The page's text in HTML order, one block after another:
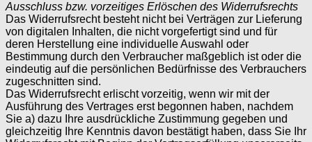
Ausschluss bzw. vorzeitiges Erlöschen des Widerrufsrechts
Das Widerrufsrecht besteht nicht bei Verträgen zur Lieferung
von digitalen Inhalten, die nicht vorgefertigt sind und für
deren Herstellung eine individuelle Auswahl oder
Bestimmung durch den Verbraucher maßgeblich ist oder die
eindeutig auf die persönlichen Bedürfnisse des Verbrauchers
zugeschnitten sind.
Das Widerrufsrecht erlischt vorzeitig, wenn wir mit der
Ausführung des Vertrages erst begonnen haben, nachdem
Sie a) dazu Ihre ausdrückliche Zustimmung gegeben und
gleichzeitig Ihre Kenntnis davon bestätigt haben, dass Sie Ihr